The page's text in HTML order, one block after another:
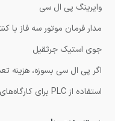
وایرینگ پی ال سی
مدار فرمان موتور سه فاز با
جوی استیک جرثقیل
اگر پی ال سی بسوزه، هزینه
استفاده از PLC برای کارگاه‌های کوچک چقدر هزینه داره؟